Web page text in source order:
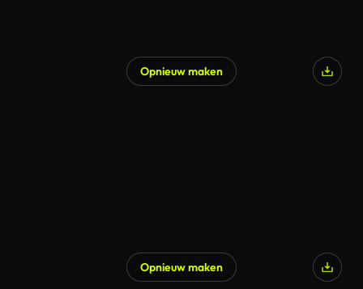
Opnieuw maken
Opnieuw maken